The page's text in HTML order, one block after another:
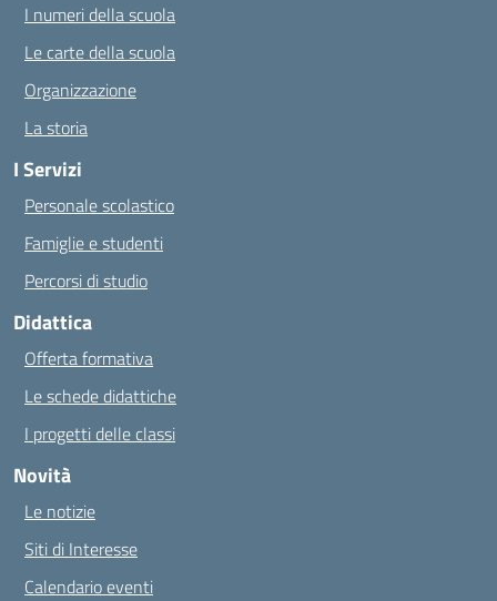
I numeri della scuola
Le carte della scuola
Organizzazione
La storia
I Servizi
Personale scolastico
Famiglie e studenti
Percorsi di studio
Didattica
Offerta formativa
Le schede didattiche
I progetti delle classi
Novità
Le notizie
Siti di Interesse
Calendario eventi